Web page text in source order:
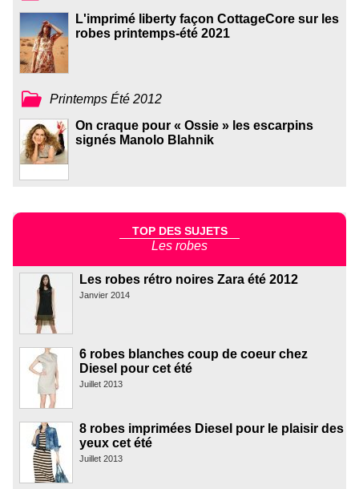
L'imprimé liberty façon CottageCore sur les
robes printemps-été 2021
Printemps Été 2012
On craque pour « Ossie » les escarpins
signés Manolo Blahnik
TOP DES SUJETS
Les robes
Les robes rétro noires Zara été 2012
Janvier 2014
6 robes blanches coup de coeur chez
Diesel pour cet été
Juillet 2013
8 robes imprimées Diesel pour le plaisir des
yeux cet été
Juillet 2013